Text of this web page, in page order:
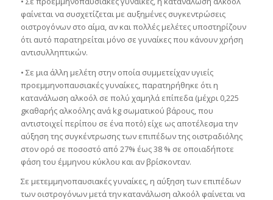
φαίνεται να συσχετίζεται με αυξημένες συγκεντρώσεις
οιστρογόνων στο αίμα, αν και πολλές μελέτες υποστηρίζουν
ότι αυτό παρατηρείται μόνο σε γυναίκες που κάνουν χρήση
αντισυλληπτικών.
• Σε μια άλλη μελέτη στην οποία συμμετείχαν υγιείς
προεμμηνοπαυσιακές γυναίκες, παρατηρήθηκε ότι η
κατανάλωση αλκοόλ σε πολύ χαμηλά επίπεδα (μέχρι 0,225
gκαθαρής αλκοόλης ανά kg σωματικού βάρους, που
αντιστοιχεί περίπου σε ένα ποτό) είχε ως αποτέλεσμα την
αύξηση της συγκέντρωσης των επιπέδων της οιστραδιόλης
στον ορό σε ποσοστό από 27% έως 38 % σε οποιαδήποτε
φάση του έμμηνου κύκλου και αν βρίσκονταν.
Σε μετεμμηνοπαυσιακές γυναίκες, η αύξηση των επιπέδων
των οιστρογόνων μετά την κατανάλωση αλκοόλ φαίνεται να